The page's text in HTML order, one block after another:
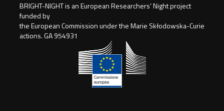
BRIGHT-NIGHT is an European Researchers’ Night project
funded by
the European Commission under the Marie Skłodowska-Curie
actions. GA 954931